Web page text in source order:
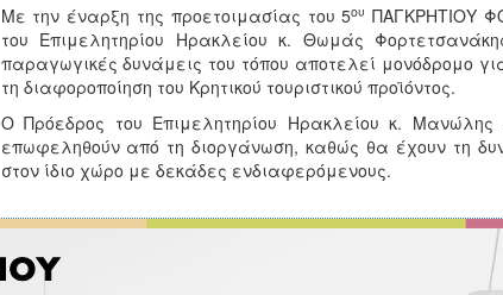
Με την έναρξη της προετοιμασίας του 5ου ΠΑΓΚΡΗΤΙΟΥ
του Επιμελητηρίου Ηρακλείου κ. Θωμάς
παραγωγικές δυνάμεις του τόπου αποτελεί μονόδρομο
τη διαφοροποίηση του Κρητικού τουριστικού προϊόντος.
Ο Πρόεδρος του Επιμελητηρίου Ηρακλείου κ.
επωφεληθούν από τη διοργάνωση, καθώς θα έχουν τη
στον ίδιο χώρο με δεκάδες ενδιαφερόμενους.